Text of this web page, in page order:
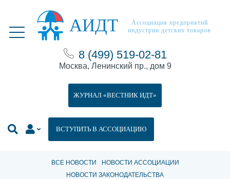
АИДТ
Ассоциация предприятий
индустрии детских товаров
8 (499) 519-02-81
Москва, Ленинский пр., дом 9
ВСТУПИТЬ В АССОЦИАЦИЮ
ЖУРНАЛ «ВЕСТНИК ИДТ»
ВСЕ НОВОСТИ
НОВОСТИ АССОЦИАЦИИ
НОВОСТИ ЗАКОНОДАТЕЛЬСТВА